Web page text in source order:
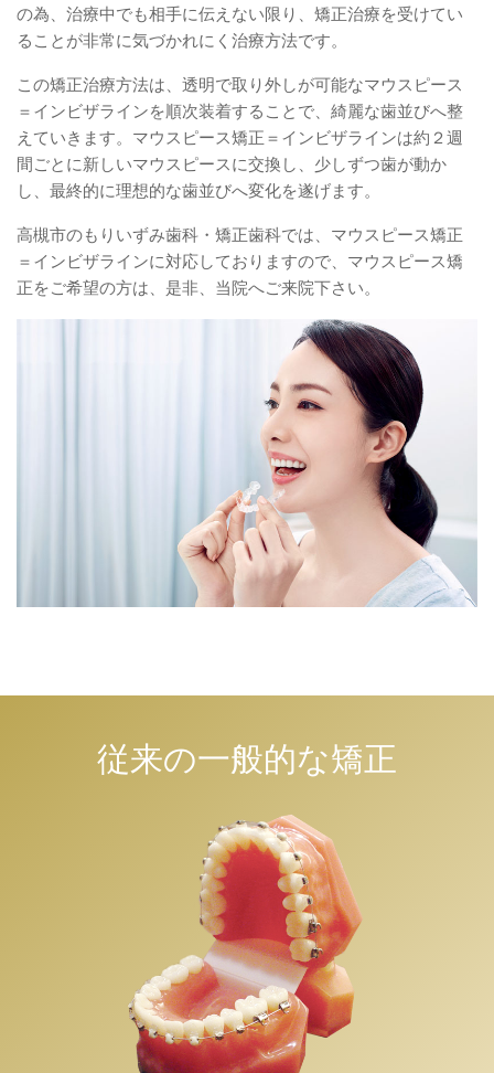
の為、治療中でも相手に伝えない限り、矯正治療を受けてい
ることが非常に気づかれにく治療方法です。
この矯正治療方法は、透明で取り外しが可能なマウスピース
＝インビザラインを順次装着することで、綺麗な歯並びへ整
えていきます。マウスピース矯正＝インビザラインは約２週
間ごとに新しいマウスピースに交換し、少しずつ歯が動か
し、最終的に理想的な歯並びへ変化を遂げます。
高槻市のもりいずみ歯科・矯正歯科では、マウスピース矯正
＝インビザラインに対応しておりますので、マウスピース矯
正をご希望の方は、是非、当院へご来院下さい。
従来の一般的な矯正